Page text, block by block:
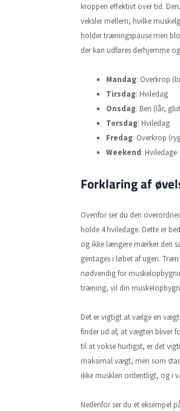
kroppen effektivt over tid.
veksler mellem, hvilke
holder træningspause men
der kan udføres derhjemme
Mandag: Overkrop
Tirsdag: Hviledag
Onsdag: Ben (lår,
Torsdag: Hviledag
Fredag: Overkrop
Weekend: Hviledage
Forklaring af
Ovenfor ser du den
holde 4 hviledage. Dette er
og ikke længere mærker den
gentages i løbet af ugen.
nødvendig for
træning, vil din
Det er vigtigt at vælge en
finder ud af, at vægten bliver
til at vokse hurtigst, er det
maksimal vægt, men som
ikke musklen ordentligt, og i
Nedenfor ser du et eksempel